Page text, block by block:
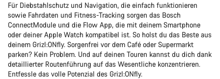
Für Diebstahlschutz und Navigation, die einfach funktionieren
sowie Fahrdaten und Fitness-Tracking sorgen das Bosch
ConnectModule und die Flow App, die mit deinem Smartphone
oder deiner Apple Watch kompatibel ist. So holst du das Beste aus
deinem Grizl:ONfly. Sorgenfrei vor dem Café oder Supermarkt
parken? Kein Problem. Und auf deinen Touren kannst du dich dank
detaillierter Routenführung auf das Wesentliche konzentrieren.
Entfessle das volle Potenzial des Grizl:ONfly.